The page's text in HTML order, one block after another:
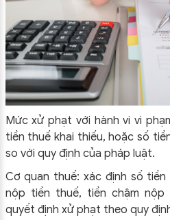
Mức xử phạt với hành vi vi
tiền thuế khai thiếu, hoặc số
so với quy định của pháp luật.
Cơ quan thuế: xác định số
nộp tiền thuế, tiền chậm
quyết định xử phạt theo quy